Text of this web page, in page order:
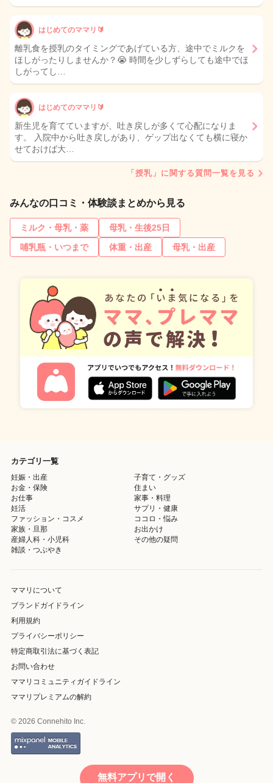
はじめてのママリ🔰
離乳食を授乳のタイミングであげている方、途中でミルクを
ほしがったりしませんか？😭 時間を少しずらしても途中でほ
しがってし…
はじめてのママリ🔰
新生児を育てていますが、吐き戻しが多くて心配になりま
す。 入院中から吐き戻しがあり、ゲップ出なくても横に寝か
せておけば大…
「授乳」に関する質問一覧を見る
みんなの口コミ・体験談まとめから見る
ミルク・母乳・薬
母乳・生後25日
哺乳瓶・いつまで
体重・出産 母乳・出産
カテゴリ一覧
妊娠・出産
子育て・グッズ
お金・保険
住まい
お仕事
家事・料理
妊活
サプリ・健康
ファッション・コスメ
ココロ・悩み
家族・旦那
お出かけ
産婦人科・小児科
その他の疑問
雑談・つぶやき
ママリについて
ブランドガイドライン
利用規約
プライバシーポリシー
特定商取引法に基づく表記
お問い合わせ
ママリコミュニティガイドライン
ママリプレミアムの解約
© 2026 Connehito Inc.
無料アプリで開く